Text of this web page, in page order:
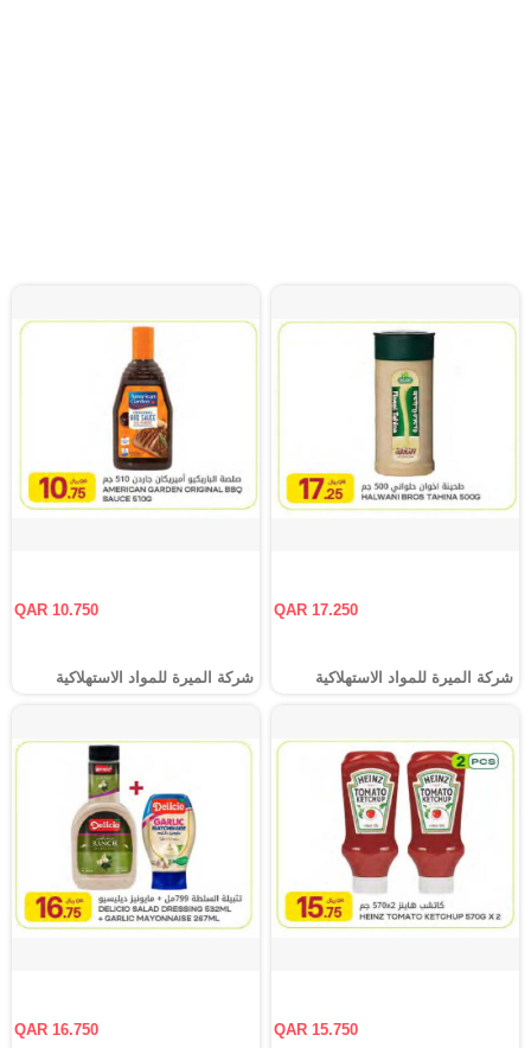
QAR 17.250
شركة الميرة للمواد الاستهلاكية
QAR 10.750
شركة الميرة للمواد الاستهلاكية
QAR 15.750
QAR 16.750